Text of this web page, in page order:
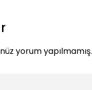
yorum yapılmamış.